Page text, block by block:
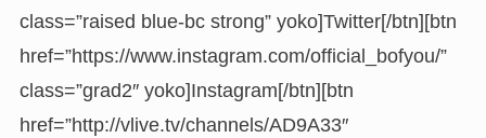
class=”raised blue-bc strong” yoko]Twitter[/btn][btn
href=”https://www.instagram.com/official_bofyou/”
class=”grad2″ yoko]Instagram[/btn][btn
href=”http://vlive.tv/channels/AD9A33″